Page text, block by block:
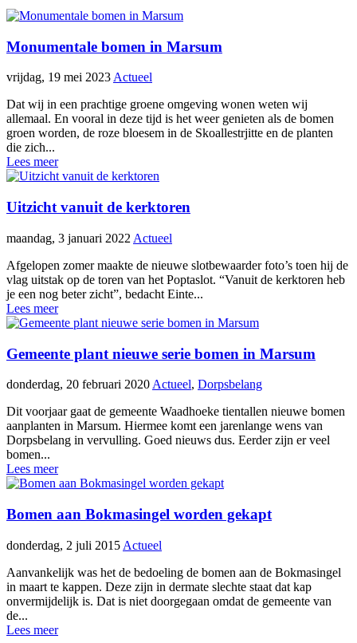
Monumentale bomen in Marsum
vrijdag, 19 mei 2023Actueel
Dat wij in een prachtige groene omgeving wonen weten wij
allemaal. En vooral in deze tijd is het weer genieten als de bomen
groen worden, de roze bloesem in de Skoallestrjitte en de planten
die zich...
Lees meer
Uitzicht vanuit de kerktoren
maandag, 3 januari 2022 Actueel
Afgelopen zomer maakte de nieuwe slotbewaarder foto’s toen hij de
vlag uitstak op de toren van het Poptaslot. “Vanuit de kerktoren heb
je een nog beter zicht”, bedacht Einte...
Lees meer
Gemeente plant nieuwe serie bomen in Marsum
donderdag, 20 februari 2020 Actueel, Dorpsbelang
Dit voorjaar gaat de gemeente Waadhoeke tientallen nieuwe bomen
aanplanten in Marsum. Hiermee komt een jarenlange wens van
Dorpsbelang in vervulling. Goed nieuws dus. Eerder zijn er veel
bomen...
Lees meer
Bomen aan Bokmasingel worden gekapt
donderdag, 2 juli 2015 Actueel
Aanvankelijk was het de bedoeling de bomen aan de Bokmasingel
in maart te kappen. Deze zijn in dermate slechte staat dat kap
onvermijdelijk is. Dat is niet doorgegaan omdat de gemeente van
de...
Lees meer